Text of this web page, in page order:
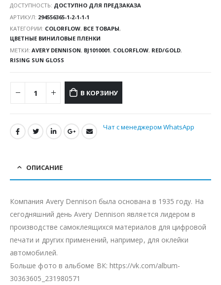
ДОСТУПНОСТЬ: ДОСТУПНО ДЛЯ ПРЕДЗАКАЗА
АРТИКУЛ: 294556365-1-2-1-1-1
КАТЕГОРИИ: COLORFLOW, ВСЕ ТОВАРЫ,
ЦВЕТНЫЕ ВИНИЛОВЫЕ ПЛЕНКИ
МЕТКИ: AVERY DENNISON, BJ1010001, COLORFLOW, RED/GOLD,
RISING SUN GLOSS
В КОРЗИНУ
Чат с менеджером WhatsApp
ОПИСАНИЕ
Компания Avery Dennison была основана в 1935 году. На
сегодняшний день Avery Dennison является лидером в
производстве самоклеящихся материалов для цифровой
печати и других применений, например, для оклейки
автомобилей.
Больше фото в альбоме ВК: https://vk.com/album-
30363605_231980571